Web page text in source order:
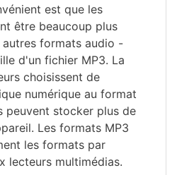
est que les
être beaucoup plus
formats audio -
d'un fichier MP3. La
choisissent de
numérique au format
peuvent stocker plus de
Les formats MP3
les formats par
lecteurs multimédias.